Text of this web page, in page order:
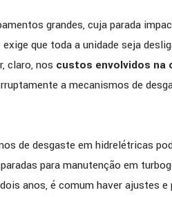
grandes, cuja parada
que toda a unidade seja
claro, nos custos envolvidos na
a mecanismos de
de desgaste em hidrelétricas
para manutenção em
anos, é comum haver ajustes e